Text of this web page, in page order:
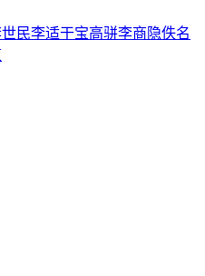
民李适干宝高骈李商隐佚名